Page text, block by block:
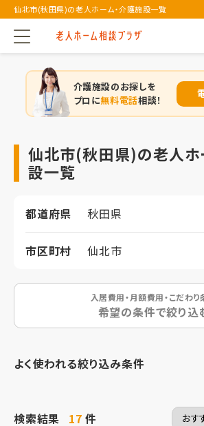
仙北市(秋田県)の老人ホーム・介護施設一覧
介護施設のお探しを
プロに無料電話相談！
仙北市(秋田県)の老人ホ
設一覧
都道府県 秋田県
市区町村 仙北市
入居費用・月額費用・こだわり
希望の条件で絞り込
よく使われる絞り込み条件
検索結果 17件